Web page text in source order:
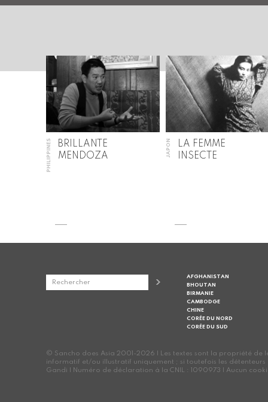
PHILIPPINES
BRILLANTE
MENDOZA
JAPON
LA FEMME
INSECTE
AFGHANISTAN
BHOUTAN
BIRMANIE
CAMBODGE
CHINE
CORÉE DU NORD
CORÉE DU SUD
© Sancho does Asia 2001-2026 | Les textes sont la propriété de
informatif et/ou illustratif uniquement ; si toutefois les détenteurs
Gandi | Numéro de déclaration à la CNIL : 1090973 | Aucun